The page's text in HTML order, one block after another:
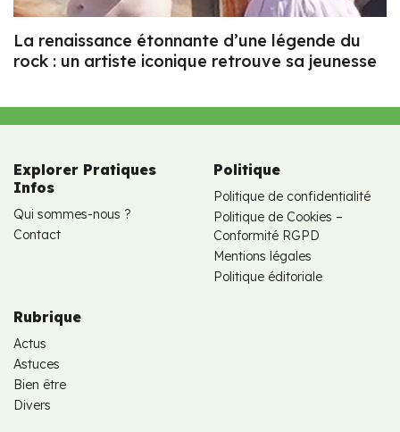
La renaissance étonnante d’une légende du
rock : un artiste iconique retrouve sa jeunesse
Explorer Pratiques
Infos
Qui sommes-nous ?
Contact
Politique
Politique de confidentialité
Politique de Cookies –
Conformité RGPD
Mentions légales
Politique éditoriale
Rubrique
Actus
Astuces
Bien être
Divers